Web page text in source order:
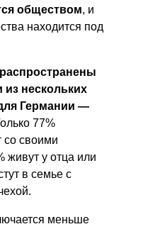
обществом, и
находится под
нескольких
Германии —
77%
со своими
живут у отца или
в семье с
меньше